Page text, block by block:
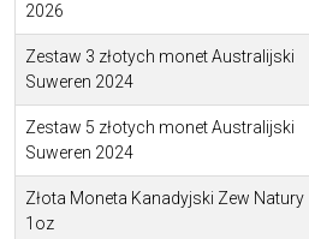
2026
Zestaw 3 złotych monet Australijski
Suweren 2024
Zestaw 5 złotych monet Australijski
Suweren 2024
Złota Moneta Kanadyjski Zew Natury
1oz